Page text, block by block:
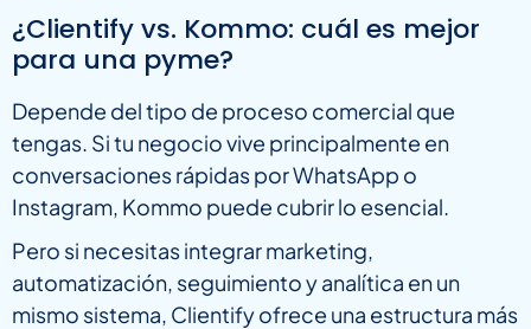
¿Clientify vs. Kommo: cuál es mejor
para una pyme?
Depende del tipo de proceso comercial que
tengas. Si tu negocio vive principalmente en
conversaciones rápidas por WhatsApp o
Instagram, Kommo puede cubrir lo esencial.
Pero si necesitas integrar marketing,
automatización, seguimiento y analítica en un
mismo sistema, Clientify ofrece una estructura más